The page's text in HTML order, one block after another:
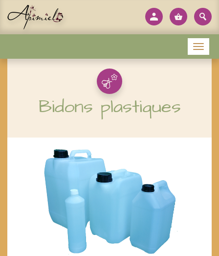
Bidons plastiques
Menu
Panneau de gestion des cookies